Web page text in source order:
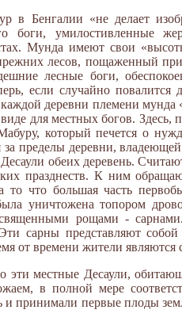
в Бенгалии «не делает
боги, умилостивленные
Мунда имеют свои
лесов, пощаженный
лесные боги,
если случайно
деревни племени мунда
для местных богов.
который печется о
за пределы деревни,
обеих деревень.
празднеств. К ним
то что большая часть
уничтожена топором
рощами -
сарны представляют
от времени жители
местные Десаули,
в полной мере
и принимали первые плоды